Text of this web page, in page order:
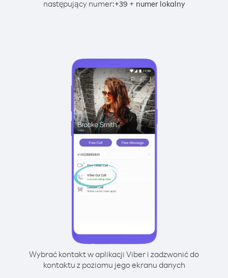
następujący numer:+39 + numer lokalny
Wybrać kontakt w aplikacji Viber i zadzwonić do
kontaktu z poziomu jego ekranu danych